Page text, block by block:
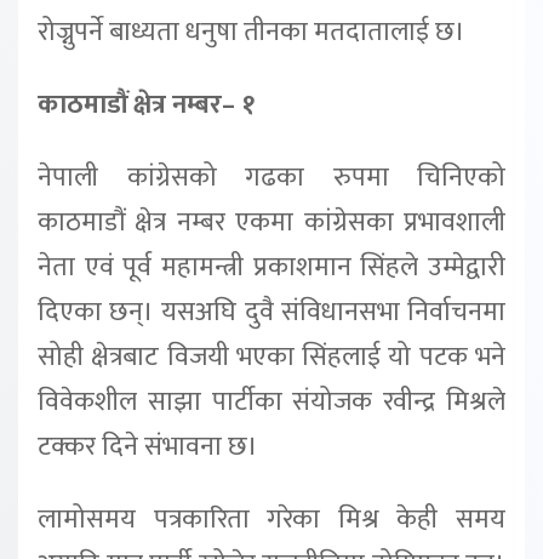
रोज्नुपर्ने बाध्यता धनुषा तीनका मतदातालाई छ।
काठमाडौं क्षेत्र नम्बर– १
नेपाली कांग्रेसको गढका रुपमा चिनिएको
काठमाडौं क्षेत्र नम्बर एकमा कांग्रेसका प्रभावशाली
नेता एवं पूर्व महामन्त्री प्रकाशमान सिंहले उम्मेद्वारी
दिएका छन्। यसअघि दुवै संविधानसभा निर्वाचनमा
सोही क्षेत्रबाट विजयी भएका सिंहलाई यो पटक भने
विवेकशील साझा पार्टीका संयोजक रवीन्द्र मिश्रले
टक्कर दिने संभावना छ।
लामोसमय पत्रकारिता गरेका मिश्र केही समय